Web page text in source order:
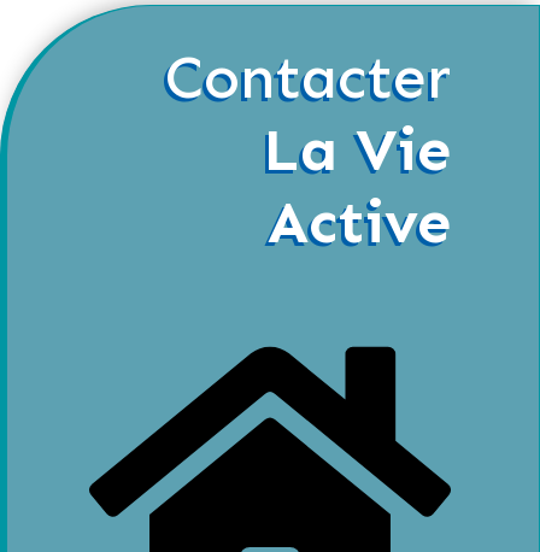
Contacter
La Vie
Active